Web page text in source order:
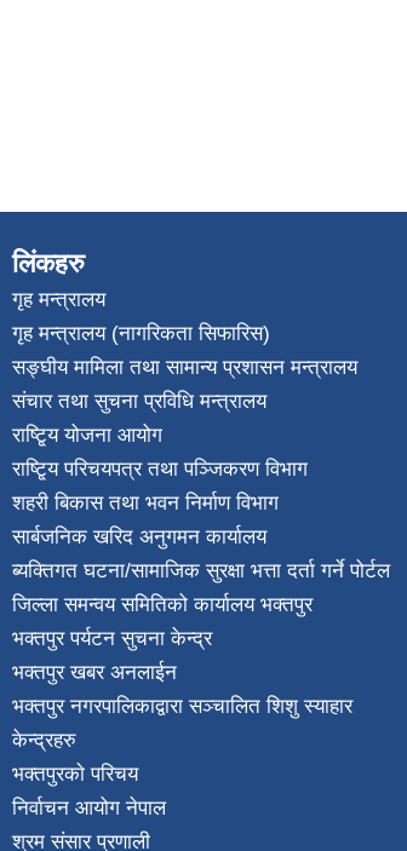
लिंकहरु
गृह मन्त्रालय
गृह मन्त्रालय (नागरिकता सिफारिस)
सङ्घीय मामिला तथा सामान्य प्रशासन मन्त्रालय
संचार तथा सुचना प्रविधि मन्त्रालय
राष्टि्ृय योजना आयोग
राष्टि्ृय परिचयपत्र तथा पञ्जिकरण विभाग
शहरी बिकास तथा भवन निर्माण विभाग
सार्बजनिक खरिद अनुगमन कार्यालय
ब्यक्तिगत घटना/सामाजिक सुरक्षा भत्ता दर्ता गर्ने पोर्टल
जिल्ला समन्वय समितिको कार्यालय भक्तपुर
भक्तपुर पर्यटन सुचना केन्द्र
भक्तपुर खबर अनलाईन
भक्तपुर नगरपालिकाद्वारा सञ्चालित शिशु स्याहार
केन्द्रहरु
भक्तपुरकाे परिचय
निर्वाचन आयोग नेपाल
श्रम संसार प्रणाली